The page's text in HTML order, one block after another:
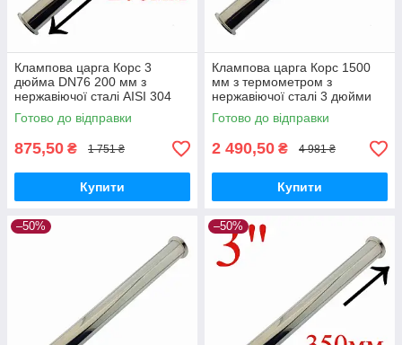
Клампова царга Корс 3
дюйма DN76 200 мм з
нержавіючої сталі AISI 304
для дистиляції та очищення
спирту
Готово до відправки
875,50 ₴ 1 751 ₴
Купити
Клампова царга Корс 1500
мм з термометром з
нержавіючої сталі 3 дюйми
для дистиляції та
ректифікації
Готово до відправки
2 490,50 ₴ 4 981 ₴
Купити
–50% –50%